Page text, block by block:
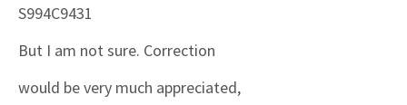
S994C9431
But I am not sure. Correction
would be very much appreciated,